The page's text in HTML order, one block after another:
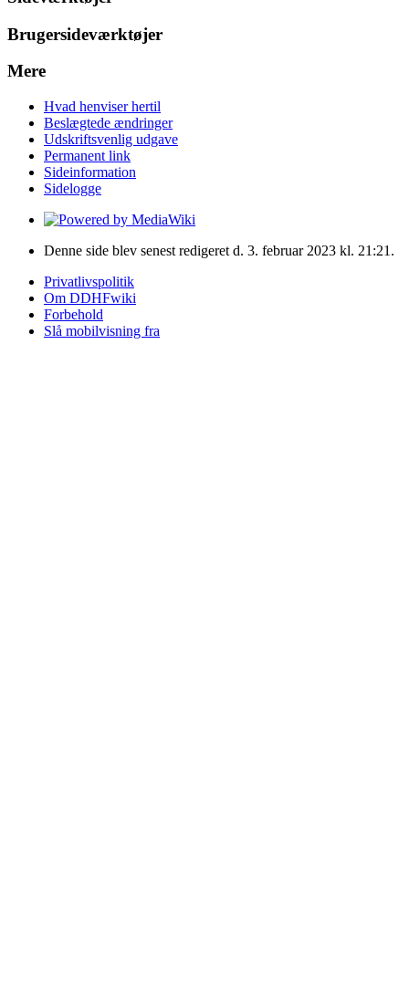
Brugersideværktøjer
Mere
Hvad henviser hertil
Beslægtede ændringer
Udskriftsvenlig udgave
Permanent link
Sideinformation
Sidelogge
Denne side blev senest redigeret d. 3. februar 2023 kl. 21:21.
Privatlivspolitik
Om DDHFwiki
Forbehold
Slå mobilvisning fra